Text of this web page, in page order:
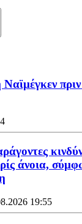
άνοια,
19:55